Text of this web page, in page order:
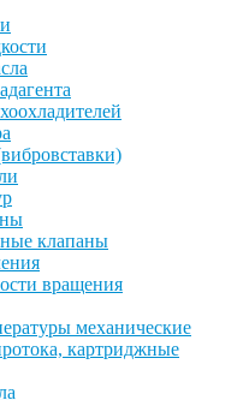
клапаны
вращения
механические
картриджные